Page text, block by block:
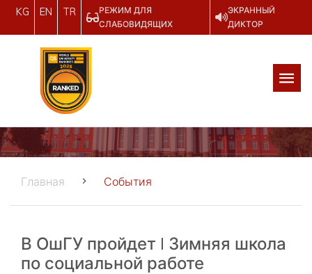
KG EN TR
РЕЖИМ ДЛЯ
СЛАБОВИДЯЩИХ
ЭКРАННЫЙ
ДИКТОР
Главная События
В ОшГУ пройдет I Зимняя школа
по социальной работе